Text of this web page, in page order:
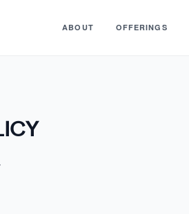
ABOUT OFFERINGS